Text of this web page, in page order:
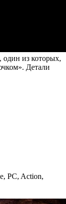
один из которых,
Детали
, PC, Action,